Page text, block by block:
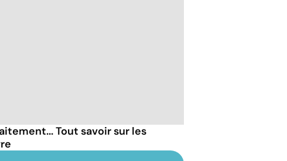
Tout savoir sur les